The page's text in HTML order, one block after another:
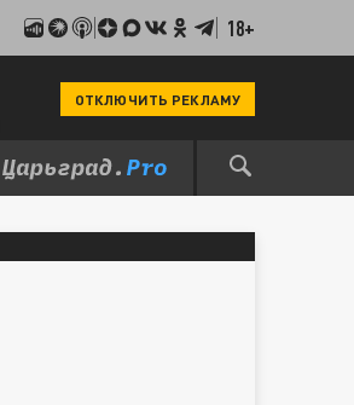
18+
ОТКЛЮЧИТЬ РЕКЛАМУ